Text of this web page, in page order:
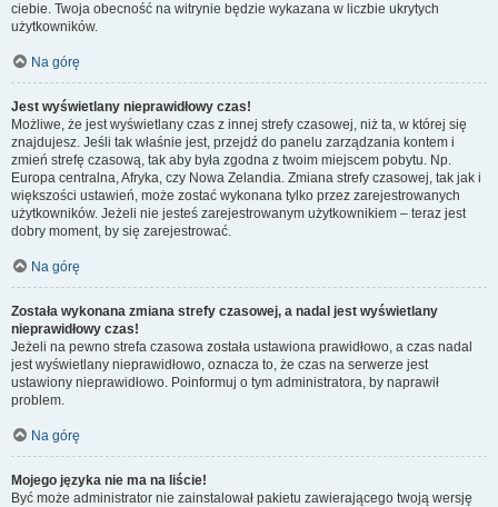
ciebie. Twoja obecność na witrynie będzie wykazana w liczbie ukrytych
użytkowników.
Na górę
Jest wyświetlany nieprawidłowy czas!
Możliwe, że jest wyświetlany czas z innej strefy czasowej, niż ta, w której się
znajdujesz. Jeśli tak właśnie jest, przejdź do panelu zarządzania kontem i
zmień strefę czasową, tak aby była zgodna z twoim miejscem pobytu. Np.
Europa centralna, Afryka, czy Nowa Zelandia. Zmiana strefy czasowej, tak jak i
większości ustawień, może zostać wykonana tylko przez zarejestrowanych
użytkowników. Jeżeli nie jesteś zarejestrowanym użytkownikiem – teraz jest
dobry moment, by się zarejestrować.
Na górę
Została wykonana zmiana strefy czasowej, a nadal jest wyświetlany
nieprawidłowy czas!
Jeżeli na pewno strefa czasowa została ustawiona prawidłowo, a czas nadal
jest wyświetlany nieprawidłowo, oznacza to, że czas na serwerze jest
ustawiony nieprawidłowo. Poinformuj o tym administratora, by naprawił
problem.
Na górę
Mojego języka nie ma na liście!
Być może administrator nie zainstalował pakietu zawierającego twoją wersję